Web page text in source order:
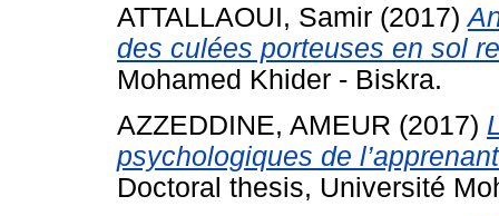
ATTALLAOUI, Samir (2017)
des culées porteuses en sol
Mohamed Khider - Biskra.
AZZEDDINE, AMEUR (2017)
psychologiques de
Doctoral thesis, Université